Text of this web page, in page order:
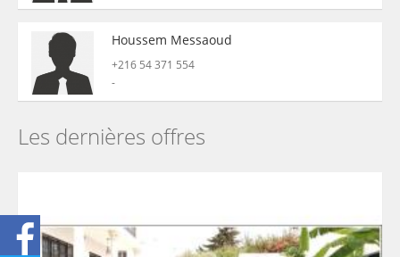
Houssem Messaoud
+216 54 371 554
-
Les dernières offres